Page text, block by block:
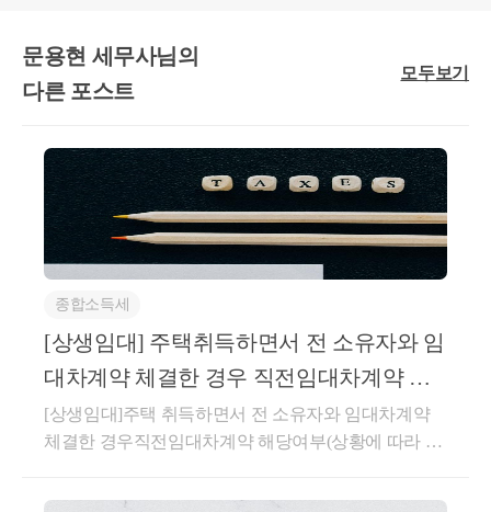
(다가
구)
취득
’19.10.
’21. 1.
기존 보유 토지 위에 B주
*겸용주택으로 1층 상가
주택부분의 연면적이 주
문용현 세무사님의
다른 포스트
모두보기
종합소득세
[상생임대] 주택취득하면서 전 소유자와 임
대차계약 체결한 경우 직전임대차계약 해
당여부(상황에 따라 다름)
[상생임대]주택 취득하면서 전 소유자와 임대차계약
체결한 경우직전임대차계약 해당여부(상황에 따라 다
결 이후 잔금 지급 전에 체결한임대차계약이 직전임대